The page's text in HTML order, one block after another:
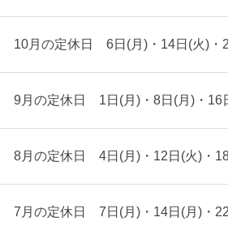
10月の定休日 6日(月)・14日(火)・
9月の定休日 1日(月)・8日(月)・16
8月の定休日 4日(月)・12日(火)・
7月の定休日 7日(月)・14日(月)・